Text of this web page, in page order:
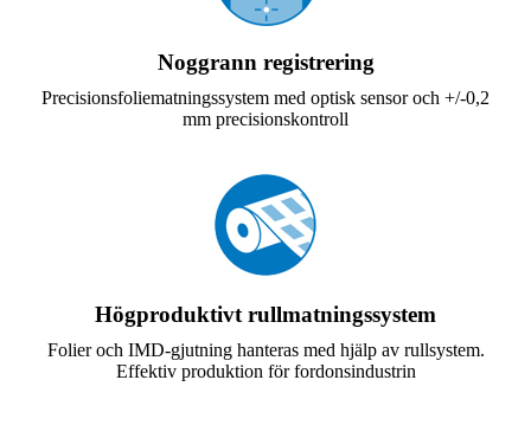
Noggrann registrering
Precisionsfoliematningssystem med optisk sensor och +/-0,2
mm precisionskontroll
Högproduktivt rullmatningssystem
Folier och IMD-gjutning hanteras med hjälp av rullsystem.
Effektiv produktion för fordonsindustrin